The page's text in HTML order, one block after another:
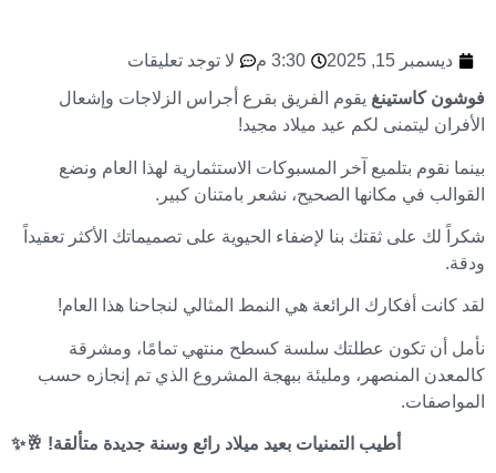
ديسمبر 15, 2025 3:30 م
لا توجد تعليقات
فوشون كاستينغ يقوم الفريق بقرع أجراس الزلاجات وإشعال
الأفران ليتمنى لكم عيد ميلاد مجيد!
بينما نقوم بتلميع آخر المسبوكات الاستثمارية لهذا العام ونضع
القوالب في مكانها الصحيح، نشعر بامتنان كبير.
شكراً لك على ثقتك بنا لإضفاء الحيوية على تصميماتك الأكثر تعقيداً
ودقة.
لقد كانت أفكارك الرائعة هي النمط المثالي لنجاحنا هذا العام!
نأمل أن تكون عطلتك سلسة كسطح منتهي تمامًا، ومشرقة
كالمعدن المنصهر، ومليئة ببهجة المشروع الذي تم إنجازه حسب
المواصفات.
أطيب التمنيات بعيد ميلاد رائع وسنة جديدة متألقة! 🥂✨